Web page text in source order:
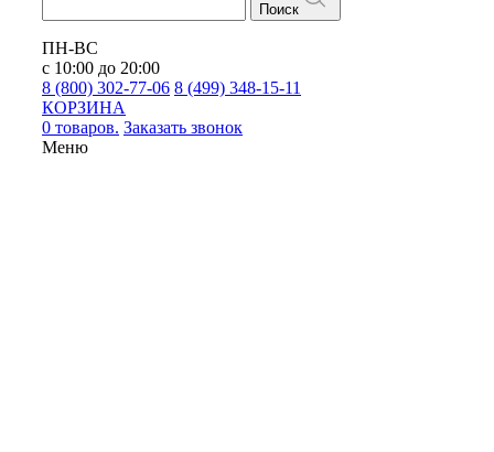
Поиск
ПН-ВС
с 10:00 до 20:00
8 (800) 302-77-06 8 (499) 348-15-11
КОРЗИНА
0 товаров. Заказать звонок
Меню